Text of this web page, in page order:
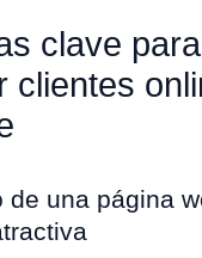
clave para
clientes
de una página